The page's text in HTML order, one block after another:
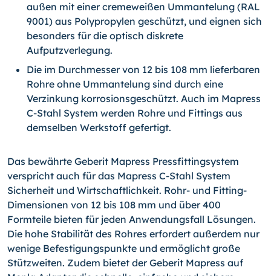
außen mit einer cremeweißen Ummantelung (RAL
9001) aus Polypropylen geschützt, und eignen sich
besonders für die optisch diskrete
Aufputzverlegung.
Die im Durchmesser von 12 bis 108 mm lieferbaren
Rohre ohne Ummantelung sind durch eine
Verzinkung korrosionsgeschützt. Auch im Mapress
C-Stahl System werden Rohre und Fittings aus
demselben Werkstoff gefertigt.
Das bewährte Geberit Mapress Pressfittingsystem
verspricht auch für das Mapress C-Stahl System
Sicherheit und Wirtschaftlichkeit. Rohr- und Fitting-
Dimensionen von 12 bis 108 mm und über 400
Formteile bieten für jeden Anwendungsfall Lösungen.
Die hohe Stabilität des Rohres erfordert außerdem nur
wenige Befestigungspunkte und ermöglicht große
Stützweiten. Zudem bietet der Geberit Mapress auf